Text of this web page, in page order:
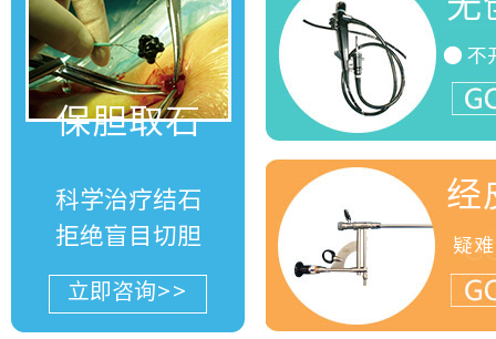
保胆取石
科学治疗结石
拒绝盲目切胆
立即咨询>>
● 不
经
疑